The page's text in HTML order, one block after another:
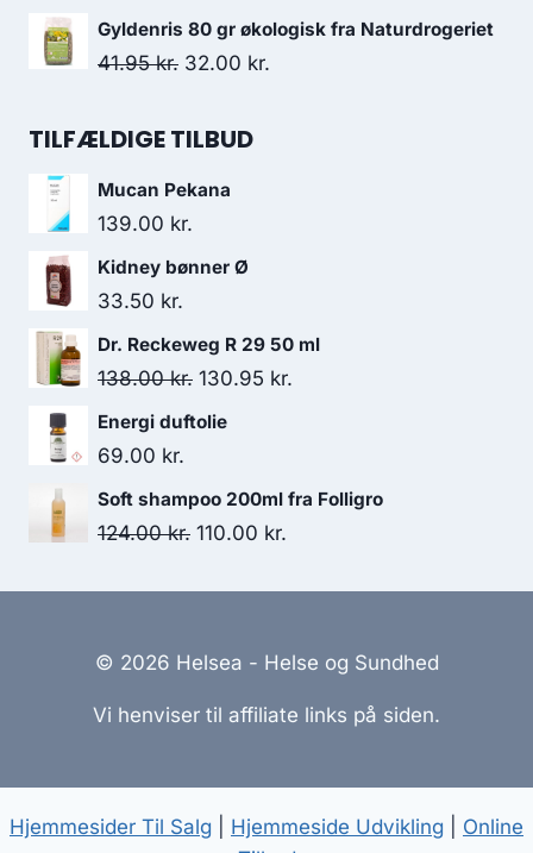
37.50 kr..
oprindelige
pris
261.50 kr..
aktuelle
Gyldenris 80 gr økologisk fra Naturdrogeriet
41.95kr. Den
pris
41.95 kr..
32.00 kr.
TILFÆLDIGE TILBUD
Mucan Pekana
139.00 kr.
Kidney bønner Ø
33.50 kr.
Dr. Reckeweg R 29 50 ml
138.00kr. Den
oprindelige
138.00 kr..
130.95 kr.
Energi duftolie
69.00 kr.
Soft shampoo 200ml fra Folligro
124.00kr. Den
124.00 kr..
110.00 kr.
110.00 kr..
© 2026 Helsea - Helse og Sundhed
Vi henviser til affiliate links på siden.
Hjemmesider Til Salg Hjemmeside Udvikling
Online